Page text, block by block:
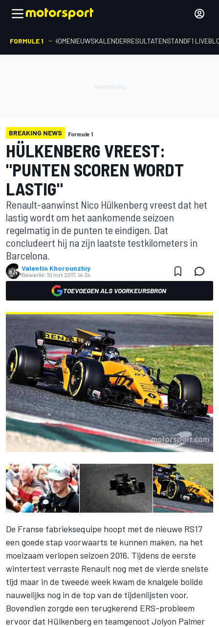
FORMULE 1 HOMENIEUWSKALENDERRESULTATENSTANDF1
BREAKING NEWS Formule 1
HÜLKENBERG VREEST:
"PUNTEN SCOREN WORDT
LASTIG"
Renault-aanwinst Nico Hülkenberg vreest dat het
lastig wordt om het aankomende seizoen
regelmatig in de punten te eindigen. Dat
concludeert hij na zijn laatste testkilometers in
Barcelona.
Valentin Khorounzhiy
Bewerkt: 10 mrt 2017, 14:34
TOEVOEGEN ALS VOORKEURSBRON
De Franse fabrieksequipe hoopt met de nieuwe RS17
een goede stap voorwaarts te kunnen maken, na het
moeizaam verlopen seizoen 2016. Tijdens de eerste
wintertest verraste Renault nog met de vierde snelste
tijd maar in de tweede week kwam de knalgele bolide
nauwelijks nog in de top van de tijdenlijsten voor.
Bovendien zorgde een terugkerend ERS-probleem
ervoor dat Hülkenberg en teamgenoot Jolyon Palmer